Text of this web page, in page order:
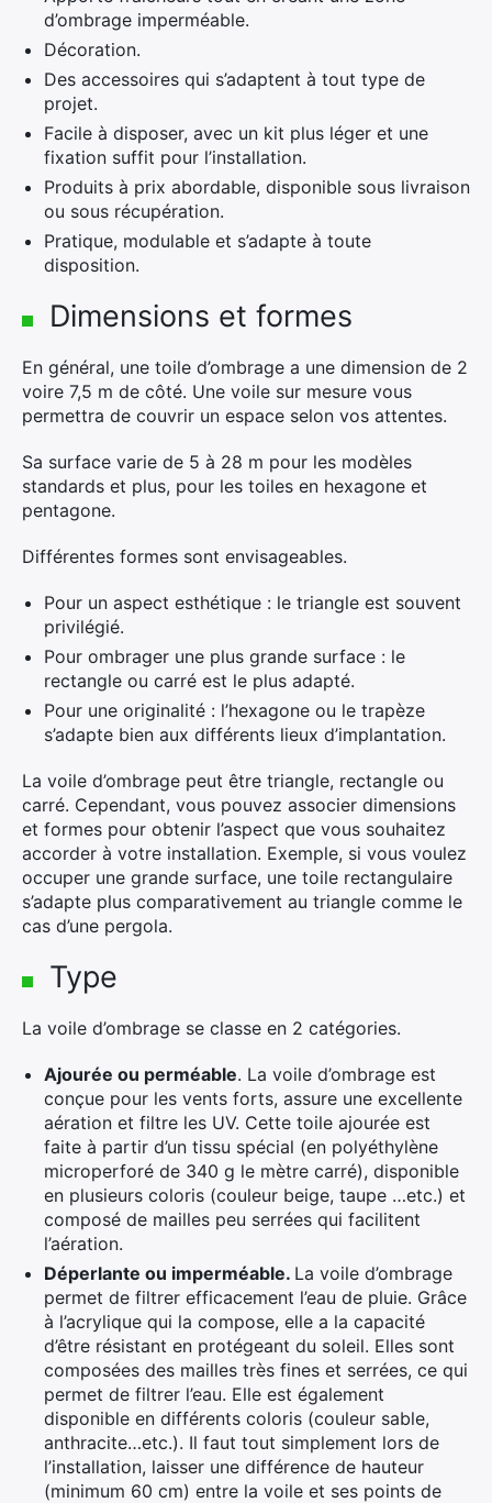
d’ombrage imperméable.
Décoration.
Des accessoires qui s’adaptent à tout type de
projet.
Facile à disposer, avec un kit plus léger et une
fixation suffit pour l’installation.
Produits à prix abordable, disponible sous livraison
ou sous récupération.
Pratique, modulable et s’adapte à toute
disposition.
Dimensions et formes
En général, une toile d’ombrage a une dimension de 2
voire 7,5 m de côté. Une voile sur mesure vous
permettra de couvrir un espace selon vos attentes.
Sa surface varie de 5 à 28 m pour les modèles
standards et plus, pour les toiles en hexagone et
pentagone.
Différentes formes sont envisageables.
Pour un aspect esthétique : le triangle est souvent
privilégié.
Pour ombrager une plus grande surface : le
rectangle ou carré est le plus adapté.
Pour une originalité : l’hexagone ou le trapèze
s’adapte bien aux différents lieux d’implantation.
La voile d’ombrage peut être triangle, rectangle ou
carré. Cependant, vous pouvez associer dimensions
et formes pour obtenir l’aspect que vous souhaitez
accorder à votre installation. Exemple, si vous voulez
occuper une grande surface, une toile rectangulaire
s’adapte plus comparativement au triangle comme le
cas d’une pergola.
Type
La voile d’ombrage se classe en 2 catégories.
Ajourée ou perméable. La voile d’ombrage est
conçue pour les vents forts, assure une excellente
aération et filtre les UV. Cette toile ajourée est
faite à partir d’un tissu spécial (en polyéthylène
microperforé de 340 g le mètre carré), disponible
en plusieurs coloris (couleur beige, taupe …etc.) et
composé de mailles peu serrées qui facilitent
l’aération.
Déperlante ou imperméable. La voile d’ombrage
permet de filtrer efficacement l’eau de pluie. Grâce
à l’acrylique qui la compose, elle a la capacité
d’être résistant en protégeant du soleil. Elles sont
composées des mailles très fines et serrées, ce qui
permet de filtrer l’eau. Elle est également
disponible en différents coloris (couleur sable,
anthracite…etc.). Il faut tout simplement lors de
l’installation, laisser une différence de hauteur
(minimum 60 cm) entre la voile et ses points de